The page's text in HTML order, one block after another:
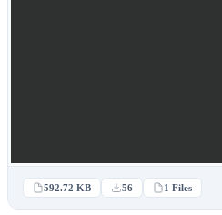
592.72 KB 56 1 Files